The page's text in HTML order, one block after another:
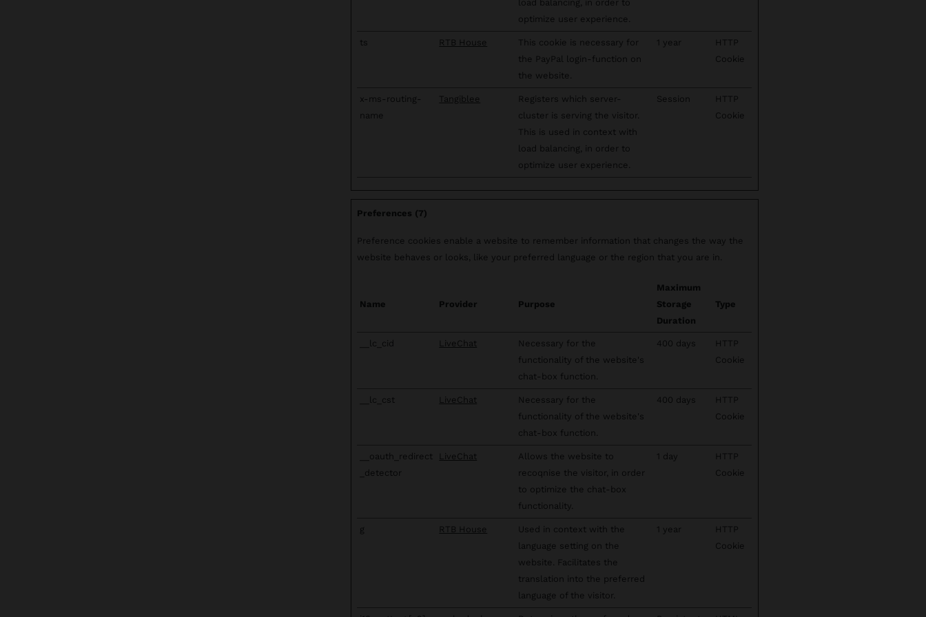
load balancing, in order to
optimize user experience.
ts RTB House
This cookie is necessary for
the PayPal login-function on
the website.
1 year
HTTP
Cookie
x-ms-routing-
name
Tangiblee
Registers which server-
cluster is serving the visitor.
This is used in context with
load balancing, in order to
optimize user experience.
Session
HTTP
Cookie
Preferences (7)
Preference cookies enable a website to remember information that changes the way the
website behaves or looks, like your preferred language or the region that you are in.
Name Provider Purpose
Maximum
Storage
Duration
Type
__lc_cid LiveChat
Necessary for the
functionality of the website's
chat-box function.
400 days
HTTP
Cookie
__lc_cst LiveChat
Necessary for the
functionality of the website's
chat-box function.
400 days
HTTP
Cookie
__oauth_redirect
_detector
LiveChat
Allows the website to
recoqnise the visitor, in order
to optimize the chat-box
functionality.
1 day
HTTP
Cookie
g RTB House
Used in context with the
language setting on the
website. Facilitates the
translation into the preferred
language of the visitor.
1 year
HTTP
Cookie